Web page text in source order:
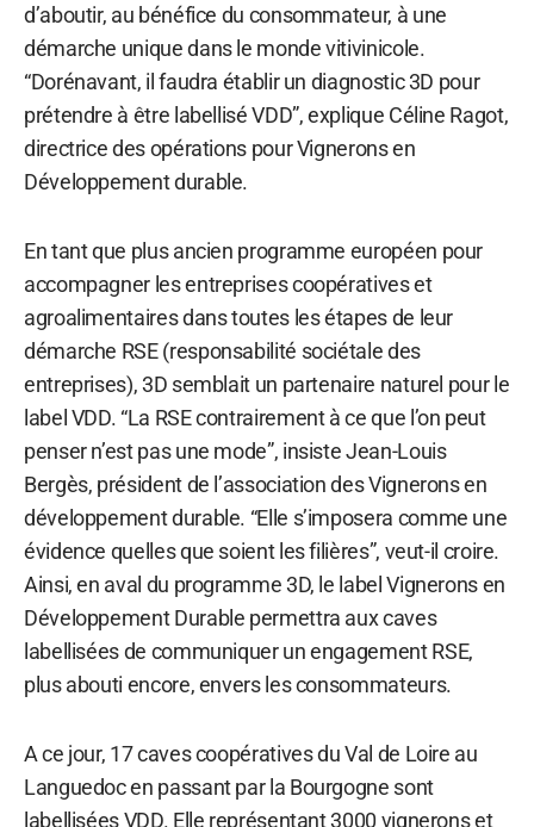
d’aboutir, au bénéfice du consommateur, à une
démarche unique dans le monde vitivinicole.
“Dorénavant, il faudra établir un diagnostic 3D pour
prétendre à être labellisé VDD”, explique Céline Ragot,
directrice des opérations pour Vignerons en
Développement durable.
En tant que plus ancien programme européen pour
accompagner les entreprises coopératives et
agroalimentaires dans toutes les étapes de leur
démarche RSE (responsabilité sociétale des
entreprises), 3D semblait un partenaire naturel pour le
label VDD. “La RSE contrairement à ce que l’on peut
penser n’est pas une mode”, insiste Jean-Louis
Bergès, président de l’association des Vignerons en
développement durable. “Elle s’imposera comme une
évidence quelles que soient les filières”, veut-il croire.
Ainsi, en aval du programme 3D, le label Vignerons en
Développement Durable permettra aux caves
labellisées de communiquer un engagement RSE,
plus abouti encore, envers les consommateurs.
A ce jour, 17 caves coopératives du Val de Loire au
Languedoc en passant par la Bourgogne sont
labellisées VDD. Elle représentant 3000 vignerons et